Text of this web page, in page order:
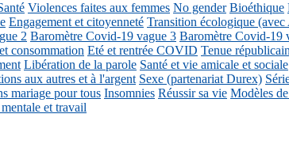
Violences faites aux femmes No gender Bioéthique
Engagement et citoyenneté Transition écologique
2 Baromètre Covid-19 vague 3 Baromètre Covid-19
consommation Eté et rentrée COVID Tenue
Libération de la parole Santé et vie amicale et sociale
aux autres et à l'argent Sexe (partenariat Durex)
mariage pour tous Insomnies Réussir sa vie Modèles
et travail